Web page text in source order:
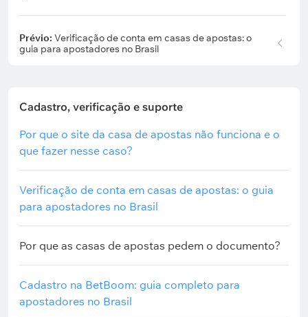
Prévio: Verificação de conta em casas de apostas: o
guia para apostadores no Brasil
Cadastro, verificação e suporte
Por que o site da casa de apostas não funciona e o
que fazer nesse caso?
Verificação de conta em casas de apostas: o guia
para apostadores no Brasil
Por que as casas de apostas pedem o documento?
Cadastro na BetBoom: guia completo para
apostadores no Brasil